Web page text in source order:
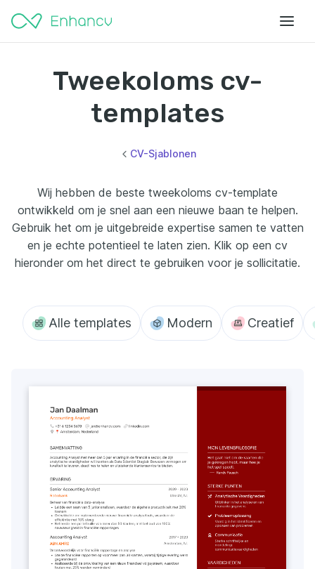
Tweekoloms cv-
templates
CV-Sjablonen
Wij hebben de beste tweekoloms cv-template
ontwikkeld om je snel aan een nieuwe baan te helpen.
Gebruik het om je uitgebreide expertise samen te vatten
en je echte potentieel te laten zien. Klik op een cv
hieronder om het direct te gebruiken voor je sollicitatie.
Alle templates Modern Creatief